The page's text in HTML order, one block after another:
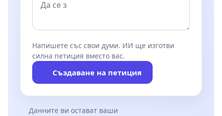
Напишете със свои думи. ИИ ще изготви
силна петиция вместо вас.
Създаване на петиция
Данните ви остават ваши